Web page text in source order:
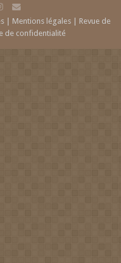
| Mentions légales
Revue de
de confidentialité